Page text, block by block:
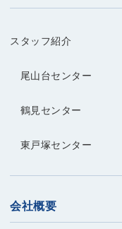
スタッフ紹介
尾山台センター
鶴見センター
東戸塚センター
会社概要